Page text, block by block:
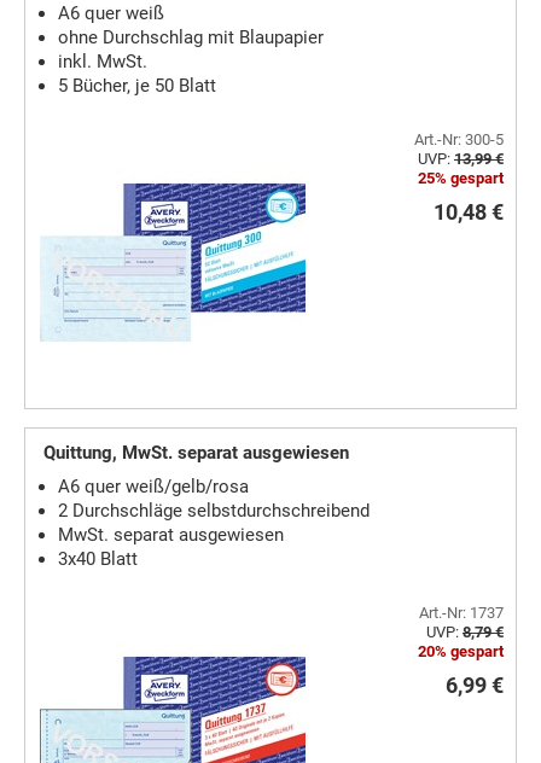
A6 quer weiß
ohne Durchschlag mit Blaupapier
inkl. MwSt.
5 Bücher, je 50 Blatt
Art.-Nr: 300-5
UVP: 13,99 €
25% gespart
10,48 €
Quittung, MwSt. separat ausgewiesen
A6 quer weiß/gelb/rosa
2 Durchschläge selbstdurchschreibend
MwSt. separat ausgewiesen
3x40 Blatt
Art.-Nr: 1737
UVP: 8,79 €
20% gespart
6,99 €